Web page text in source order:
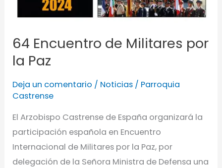
64 Encuentro de Militares por
la Paz
Deja un comentario / Noticias / Parroquia
Castrense
El Arzobispo Castrense de España organizará la
participación española en Encuentro
Internacional de Militares por la Paz, por
delegación de la Señora Ministra de Defensa una